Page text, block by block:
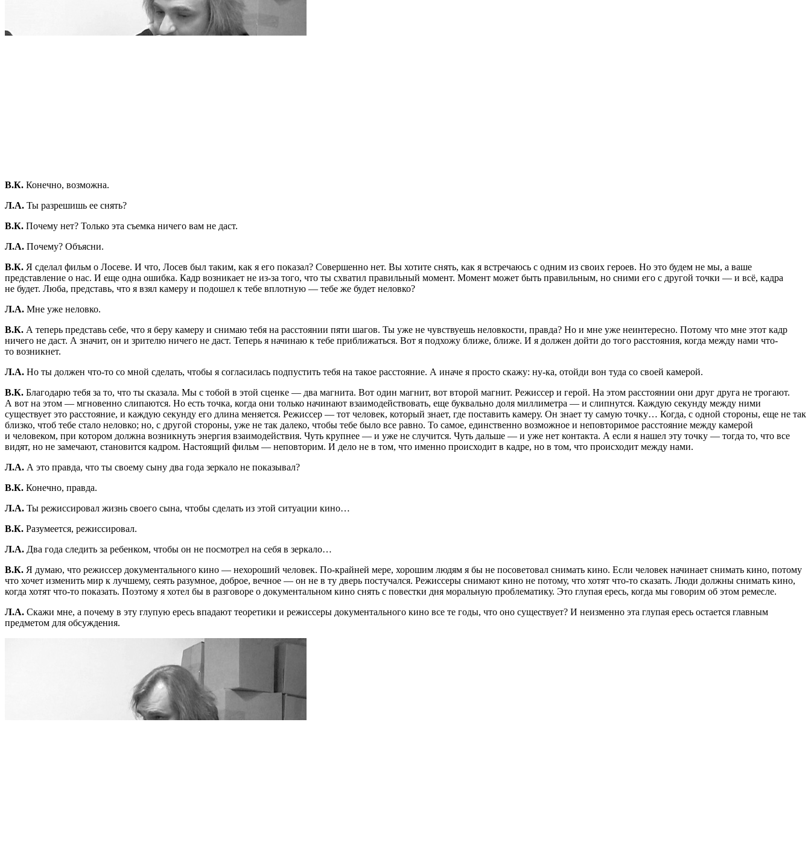
В.К. Конечно, возможна.
Л.А. Ты разрешишь ее снять?
В.К. Почему нет? Только эта съемка ничего вам не даст.
Л.А. Почему? Объясни.
В.К. Я сделал фильм о Лосеве. И что, Лосев был таким, как я его показал? Совершенно нет. Вы хотите снять, как я встречаюсь с одним из своих героев. Но это будем не мы, а ваше
представление о нас. И еще одна ошибка. Кадр возникает не из-за того, что ты схватил правильный момент. Момент может быть правильным, но сними его с другой точки — и всё, кадра
не будет. Люба, представь, что я взял камеру и подошел к тебе вплотную — тебе же будет неловко?
Л.А. Мне уже неловко.
В.К. А теперь представь себе, что я беру камеру и снимаю тебя на расстоянии пяти шагов. Ты уже не чувствуешь неловкости, правда? Но и мне уже неинтересно. Потому что мне этот кадр
ничего не даст. А значит, он и зрителю ничего не даст. Теперь я начинаю к тебе приближаться. Вот я подхожу ближе, ближе. И я должен дойти до того расстояния, когда между нами что-
то возникнет.
Л.А. Но ты должен что-то со мной сделать, чтобы я согласилась подпустить тебя на такое расстояние. А иначе я просто скажу: ну-ка, отойди вон туда со своей камерой.
В.К. Благодарю тебя за то, что ты сказала. Мы с тобой в этой сценке — два магнита. Вот один магнит, вот второй магнит. Режиссер и герой. На этом расстоянии они друг друга не трогают.
А вот на этом — мгновенно слипаются. Но есть точка, когда они только начинают взаимодействовать, еще буквально доля миллиметра — и слипнутся. Каждую секунду между ними
существует это расстояние, и каждую секунду его длина меняется. Режиссер — тот человек, который знает, где поставить камеру. Он знает ту самую точку… Когда, с одной стороны, еще не так
близко, чтоб тебе стало неловко; но, с другой стороны, уже не так далеко, чтобы тебе было все равно. То самое, единственно возможное и неповторимое расстояние между камерой
и человеком, при котором должна возникнуть энергия взаимодействия. Чуть крупнее — и уже не случится. Чуть дальше — и уже нет контакта. А если я нашел эту точку — тогда то, что все
видят, но не замечают, становится кадром. Настоящий фильм — неповторим. И дело не в том, что именно происходит в кадре, но в том, что происходит между нами.
Л.А. А это правда, что ты своему сыну два года зеркало не показывал?
В.К. Конечно, правда.
Л.А. Ты режиссировал жизнь своего сына, чтобы сделать из этой ситуации кино…
В.К. Разумеется, режиссировал.
Л.А. Два года следить за ребенком, чтобы он не посмотрел на себя в зеркало…
В.К. Я думаю, что режиссер документального кино — нехороший человек. По-крайней мере, хорошим людям я бы не посоветовал снимать кино. Если человек начинает снимать кино, потому
что хочет изменить мир к лучшему, сеять разумное, доброе, вечное — он не в ту дверь постучался. Режиссеры снимают кино не потому, что хотят что-то сказать. Люди должны снимать кино,
когда хотят что-то показать. Поэтому я хотел бы в разговоре о документальном кино снять с повестки дня моральную проблематику. Это глупая ересь, когда мы говорим об этом ремесле.
Л.А. Скажи мне, а почему в эту глупую ересь впадают теоретики и режиссеры документального кино все те годы, что оно существует? И неизменно эта глупая ересь остается главным
предметом для обсуждения.